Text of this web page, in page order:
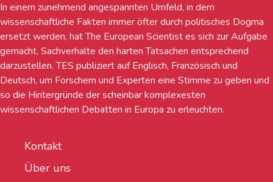
In einem zunehmend angespannten Umfeld, in dem
wissenschaftliche Fakten immer öfter durch politisches Dogma
ersetzt werden, hat The European Scientist es sich zur Aufgabe
gemacht, Sachverhalte den harten Tatsachen entsprechend
darzustellen. TES publiziert auf Englisch, Französisch und
Deutsch, um Forschern und Experten eine Stimme zu geben und
so die Hintergründe der scheinbar komplexesten
wissenschaftlichen Debatten in Europa zu erleuchten.
Kontakt
Über uns